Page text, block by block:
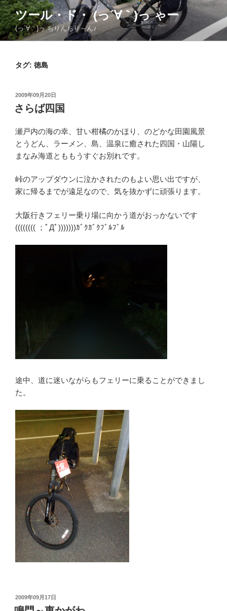
コ
ン
テ
ン
ツール・ド・ (っ´∀｀)っ ゃー
(っ´∀｀)っ ちりんちり～ん♪
タグ: 徳島
投
稿
日:
2009年09月20日
さらば四国
瀬戸内の海の幸、甘い柑橘のかほり、のどかな田園風景
とうどん、ラーメン、島、温泉に癒された四国・山陽し
まなみ海道とももうすぐお別れです。
峠のアップダウンに泣かされたのもよい思い出ですが、
家に帰るまでが遠足なので、気を抜かずに頑張ります。
大阪行きフェリー乗り場に向かう道がおっかないです
(((((((( ；ﾟДﾟ)))))))ｶﾞｸｶﾞｸﾌﾞﾙﾌﾞﾙ
途中、道に迷いながらもフェリーに乗ることができまし
た。
投
稿
2009年09月17日